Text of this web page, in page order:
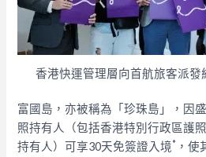
香港快運管理層向首航旅客派發
富國島，亦被稱為「珍珠島」，因
照持有人（包括香港特別行政區護
持有人）可享30天免簽證入境* ，